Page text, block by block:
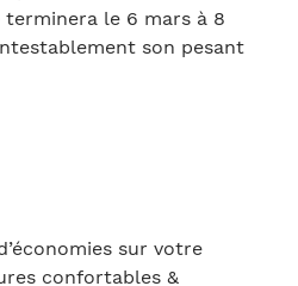
le 6 mars à 8
son pesant
sur votre
confortables &